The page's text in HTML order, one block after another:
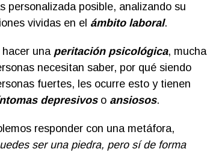
personalizada posible, analizando su
vividas en el ámbito laboral.
hacer una peritación psicológica,
necesitan saber, por qué siendo
fuertes, les ocurre esto y tienen
depresivoso ansiosos.
responder con una metáfora,
ser una piedra, pero sí de forma